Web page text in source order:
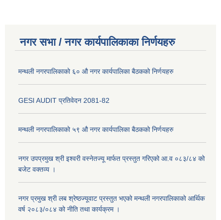
नगर सभा / नगर कार्यपालिकाका निर्णयहरु
मन्थली नगरपालिकाको ६० औ नगर कार्यपालिका बैठकको निर्णयहरु
GESI AUDIT प्रतिवेदन 2081-82
मन्थली नगरपालिकाको ५९ औ नगर कार्यपालिका बैठकको निर्णयहरु
नगर उपप्रमुख श्री इश्वरी वस्नेतज्यू मार्फत प्रस्तुत गरिएको आ.व ०८३/८४ को
बजेट वक्तव्य ।
नगर प्रमुख श्री लब श्रेष्ठज्यूवाट प्रस्तुत भएको मन्थली नगरपालिकाको आर्थिक
वर्ष २०८३/०८४ को नीति तथा कार्यक्रम ।